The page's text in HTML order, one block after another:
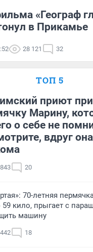
«Географ
в Прикамье
28 121 32
ТОП 5
приют
Марину,
о себе не
вдруг
20
70-летняя
59 кило, прыгает с
машину
18